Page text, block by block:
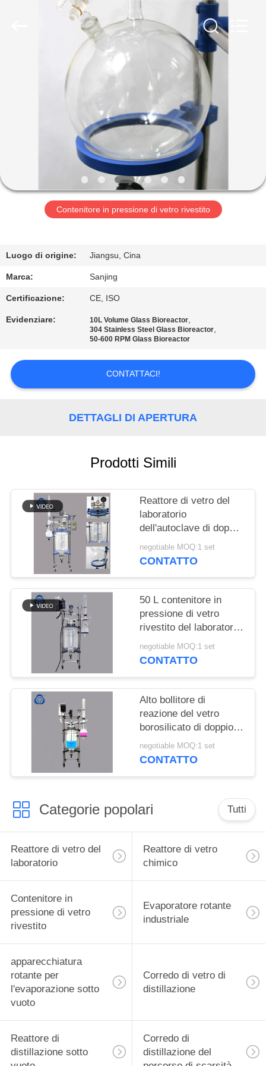
GIRO
DELLA
CONTROLLO
DI
CONTATTICI
NOTIZIE
RICHIEDA
MAPPA
POLITICA
SULLA
PRIVACY
Contenitore in pressione di vetro rivestito
Luogo di origine: Jiangsu, Cina
Marca: Sanjing
Certificazione: CE, ISO
Evidenziare: 10L Volume Glass Bioreactor,
304 Stainless Steel Glass Bioreactor,
50-600 RPM Glass Bioreactor
CONTATTACI!
DETTAGLI DI APERTURA
Prodotti Simili
Reattore di vetro del
laboratorio
dell'autoclave di doppio
strato della nave di
reazione con il
negotiable MOQ:1 set
CONTATTO
50 L contenitore in
pressione di vetro
rivestito del laboratorio
del doppio di Pyrex con
il pulsometro
negotiable MOQ:1 set
CONTATTO
Alto bollitore di
reazione del vetro
borosilicato di doppio
strato con l'agitatore
del reattore
negotiable MOQ:1 set
CONTATTO
Categorie popolari Tutti
Reattore di vetro del
laboratorio
Reattore di vetro
chimico
Contenitore in
pressione di vetro
rivestito
Evaporatore rotante
industriale
apparecchiatura
rotante per
l'evaporazione sotto
vuoto
Corredo di vetro di
distillazione
Reattore di
distillazione sotto
Corredo di
distillazione del